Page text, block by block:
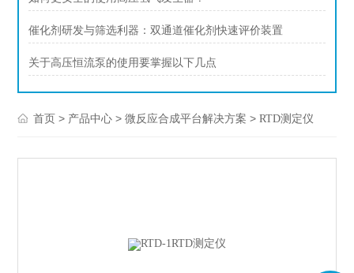
催化剂研发与筛选利器：双通道催化剂快速评价装置
关于高压恒流泵的使用要掌握以下几点
首页 > 产品中心 >微反应合成平台解决方案 >RTD测定仪